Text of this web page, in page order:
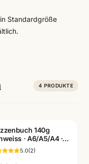
Standardgröße
4 PRODUKTE
140g
· A6/A5/A4 ·
für
unterwegs
5.0(2)